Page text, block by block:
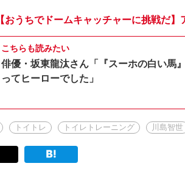
こちらも読みたい
俳優・坂東龍汰さん「『スーホの白い馬
ってヒーローでした」
トイトレ トイレトレーニング 川島智世